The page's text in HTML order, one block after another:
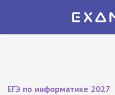
Экзамер — ЕГЭ 2027
ЕГЭ по информатике 2027